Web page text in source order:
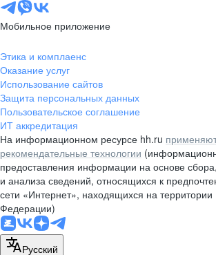
Мобильное приложение
Этика и комплаенс
Оказание услуг
Использование сайтов
Защита персональных данных
Пользовательское соглашение
ИТ аккредитация
На информационном ресурсе hh.ru
рекомендательные технологии
предоставления информации на основе
и анализа сведений, относящихся к
сети «Интернет», находящихся на территории
Федерации)
Русский